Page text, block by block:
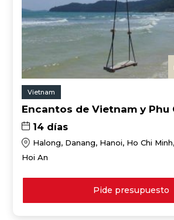
Vietnam
Encantos de Vietnam y Phu
14 días
Halong, Danang, Hanoi, Ho Chi
Hoi An
Pide presupuesto